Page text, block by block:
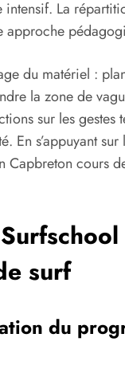
intensif. La
du matériel :
la zone de
sur les
En s’appuyant
cours
surf
du